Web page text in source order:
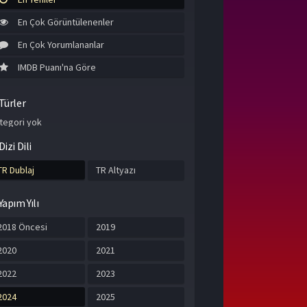
En Çok Görüntülenenler
En Çok Yorumlananlar
IMDB Puanı'na Göre
yok
Dili
Dublaj TR Altyazı
Yılı
Öncesi
2019
2021
2023
2025